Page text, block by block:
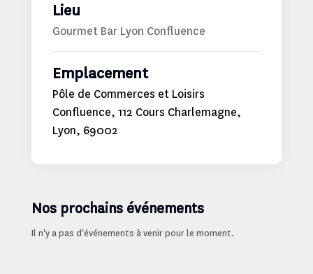
Lieu
Gourmet Bar Lyon Confluence
Emplacement
Pôle de Commerces et Loisirs
Confluence, 112 Cours Charlemagne,
Lyon, 69002
Nos prochains événements
Il n'y a pas d'événements à venir pour le moment.